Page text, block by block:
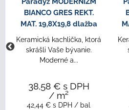
BIANCO GRES REKT.
MAT. 19,8X19,8 dlažba
Keramická kachlička, ktorá
skrášli Vaše bývanie.
Moderné a...
38,58 € s DPH
/ m²
42,44 € s DPH / bal